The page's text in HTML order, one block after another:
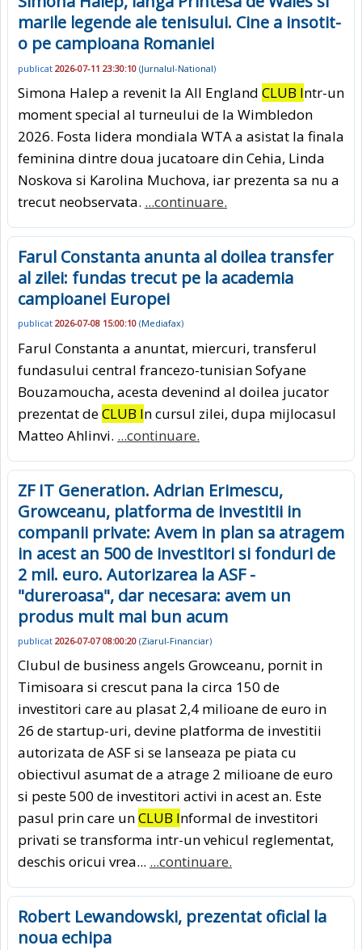
marile legende ale tenisului. Cine a insotit-
o pe campioana Romaniei
publicat 2026-07-11 23:30:10 (Jurnalul-National)
Simona Halep a revenit la All England CLUB Intr-un
moment special al turneului de la Wimbledon
2026. Fosta lidera mondiala WTA a asistat la finala
feminina dintre doua jucatoare din Cehia, Linda
Noskova si Karolina Muchova, iar prezenta sa nu a
trecut neobservata. ...continuare.
Farul Constanta anunta al doilea transfer
al zilei: fundas trecut pe la academia
campioanei Europei
publicat 2026-07-08 15:00:10 (Mediafax)
Farul Constanta a anuntat, miercuri, transferul
fundasului central francezo-tunisian Sofyane
Bouzamoucha, acesta devenind al doilea jucator
prezentat deCLUB In cursul zilei, dupa mijlocasul
Matteo Ahlinvi. ...continuare.
ZF IT Generation. Adrian Erimescu,
Growceanu, platforma de investitii in
companii private: Avem in plan sa atragem
in acest an 500 de investitori si fonduri de
2 mil. euro. Autorizarea la ASF -
"dureroasa", dar necesara: avem un
produs mult mai bun acum
publicat 2026-07-07 08:00:20 (Ziarul-Financiar)
Clubul de business angels Growceanu, pornit in
Timisoara si crescut pana la circa 150 de
investitori care au plasat 2,4 milioane de euro in
26 de startup-uri, devine platforma de investitii
autorizata de ASF si se lanseaza pe piata cu
obiectivul asumat de a atrage 2 milioane de euro
si peste 500 de investitori activi in acest an. Este
pasul prin care unCLUB Informal de investitori
privati se transforma intr-un vehicul reglementat,
deschis oricui vrea... ...continuare.
Robert Lewandowski, prezentat oficial la
noua echipa